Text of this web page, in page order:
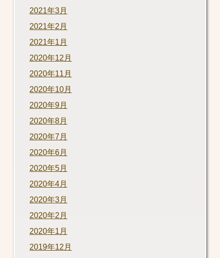
2021年3月
2021年2月
2021年1月
2020年12月
2020年11月
2020年10月
2020年9月
2020年8月
2020年7月
2020年6月
2020年5月
2020年4月
2020年3月
2020年2月
2020年1月
2019年12月